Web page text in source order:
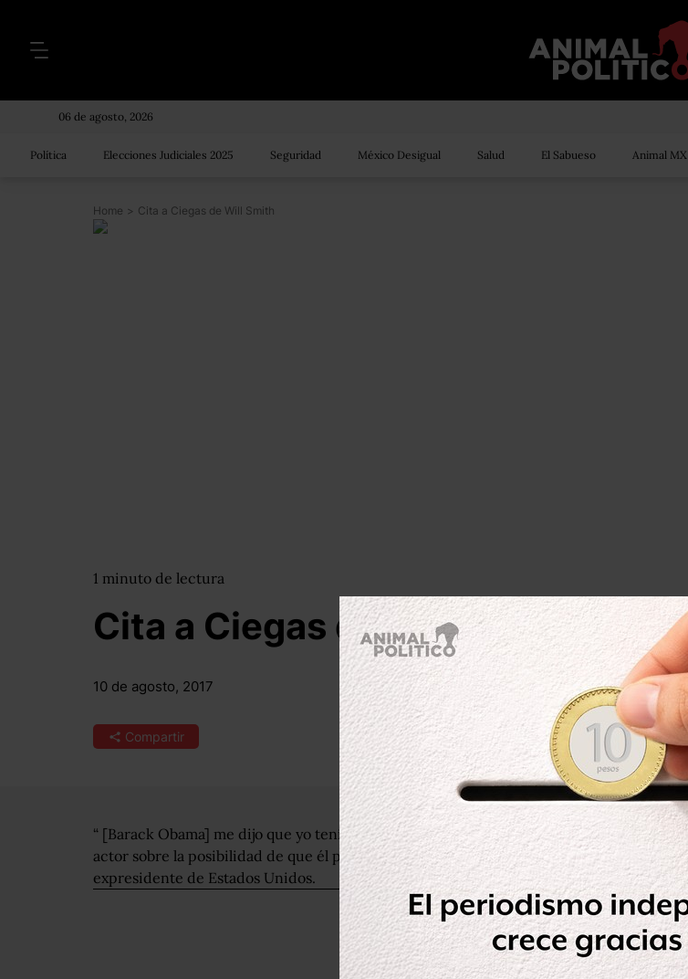
06 de agosto, 2026
Política Elecciones Judiciales 2025 Seguridad México Desigual Salud El Sabueso Animal MX
Home > Cita a Ciegas de Will Smith
1 minuto de lectura
Cita a Ciegas de Will Smith
10 de agosto, 2017 Por: Alba Calderón
Compartir Leer después
“ [Barack Obama] me dijo que yo tenía las orejas perfectas para interpretarle”, dijo el
actor sobre la posibilidad de que él protagonice una película sobre la vida del
expresidente de Estados Unidos.
Compartir Leer después